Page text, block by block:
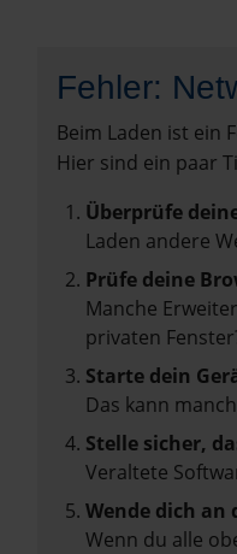
Fehler:
Beim Laden ist ein
Hier sind ein paar
Überprüfe
Laden andere
Prüfe deine
Manche
privaten
Starte dein
Das kann
Stelle sicher,
Veraltete
Wende dich an
Wenn du alle